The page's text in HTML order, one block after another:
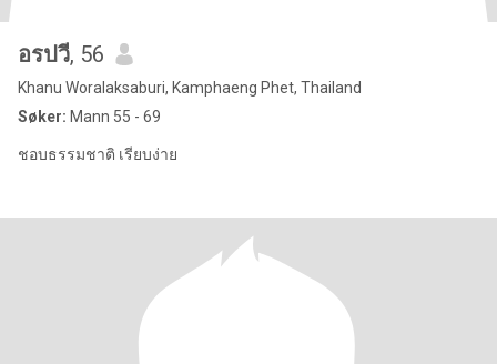
อรปวี, 56
Khanu Woralaksaburi, Kamphaeng Phet, Thailand
Søker: Mann 55 - 69
ชอบธรรมชาติ เรียบง่าย